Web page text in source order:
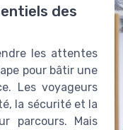
des
les attentes
pour bâtir une
Les voyageurs
la sécurité et la
parcours. Mais